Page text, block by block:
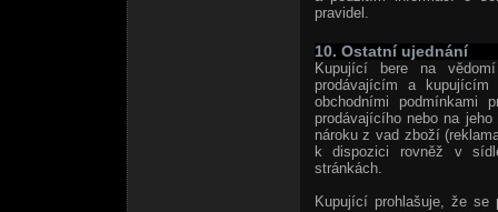
pravidel.
10. Ostatní ujednání
Kupující bere na
prodávajícím a
obchodními
prodávajícího nebo na
nároku z vad zboží
k dispozici rovněž v
stránkách.
Kupující prohlašuje, že se